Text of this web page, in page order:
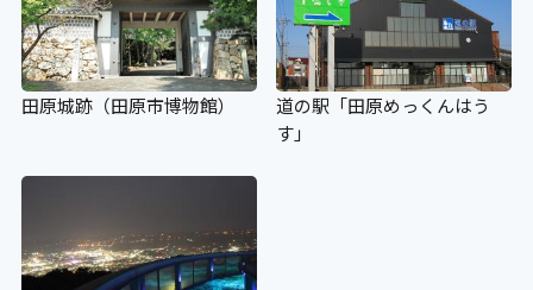
田原城跡（田原市博物館）
道の駅「田原めっくんはう
す」